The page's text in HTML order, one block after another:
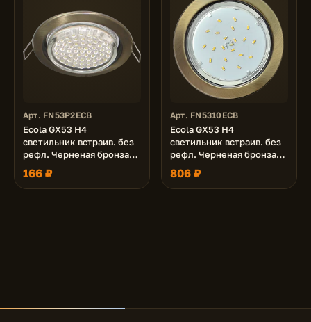
Арт. FN53P2ECB
Ecola GX53 H4
светильник встраив. без
рефл. Черненая бронза
38x106 - 2pack (кd102)
166 ₽
Арт. FN5310ECB
Ecola GX53 H4
светильник встраив. без
рефл. Черненая бронза
38x106 - 10 pack (кd102)
806 ₽